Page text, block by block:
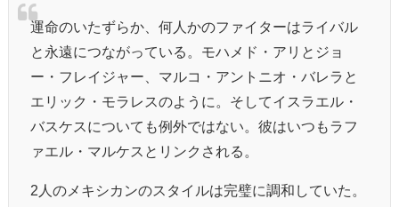
運命のいたずらか、何人かのファイターはライバル
と永遠につながっている。モハメド・アリとジョ
ー・フレイジャー、マルコ・アントニオ・バレラと
エリック・モラレスのように。そしてイスラエル・
バスケスについても例外ではない。彼はいつもラフ
ァエル・マルケスとリンクされる。
2人のメキシカンのスタイルは完璧に調和していた。